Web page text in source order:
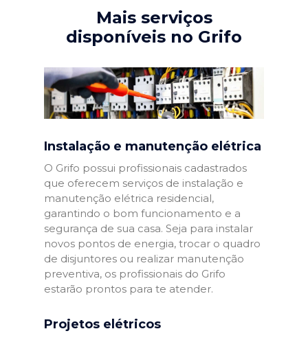
Mais serviços
disponíveis no Grifo
Instalação e manutenção elétrica
O Grifo possui profissionais cadastrados
que oferecem serviços de instalação e
manutenção elétrica residencial,
garantindo o bom funcionamento e a
segurança de sua casa. Seja para instalar
novos pontos de energia, trocar o quadro
de disjuntores ou realizar manutenção
preventiva, os profissionais do Grifo
estarão prontos para te atender.
Projetos elétricos